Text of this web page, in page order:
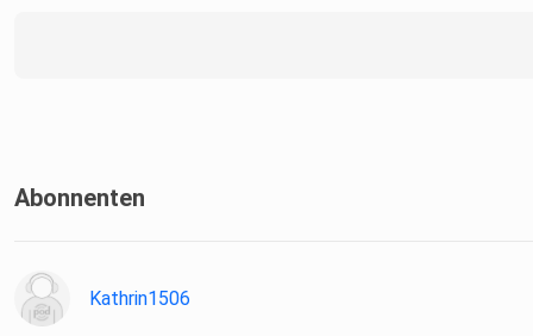
Abonnenten
Kathrin1506